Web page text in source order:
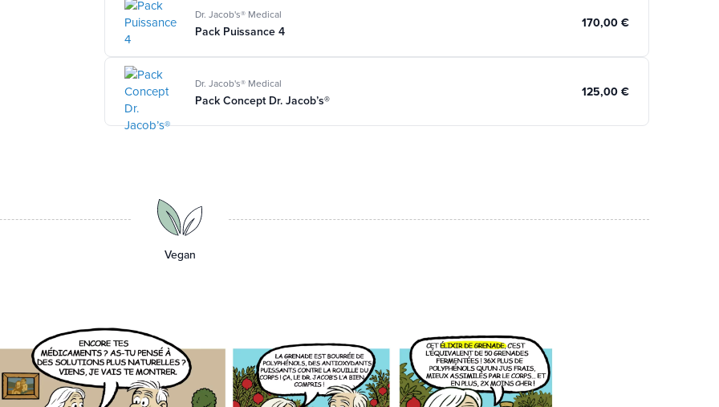
Dr. Jacob's® Medical
Pack Puissance 4
170,00 €
Dr. Jacob's® Medical
Pack Concept Dr. Jacob’s®
125,00 €
Vegan